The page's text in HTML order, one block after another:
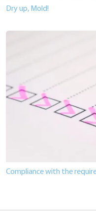
Dry up, Mold!
Compliance with the